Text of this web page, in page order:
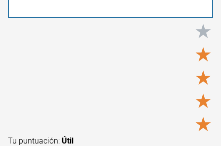
★
★
★
★
★
Tu puntuación: Útil